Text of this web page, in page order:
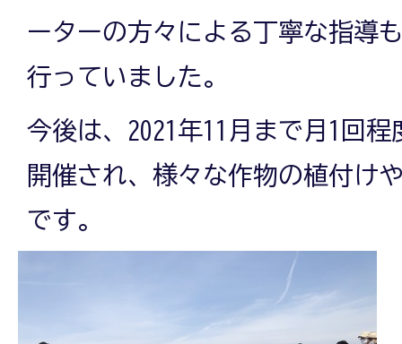
ーターの方々による丁寧な指導
行っていました。
今後は、2021年11月まで月1回
開催され、様々な作物の植付け
です。